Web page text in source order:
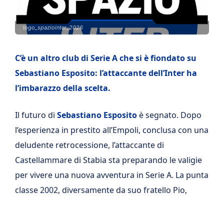
logo_spaziointer_2026
C’è un altro club di Serie A che si è fiondato su
Sebastiano Esposito: l’attaccante dell’Inter ha
l’imbarazzo della scelta.
Il futuro di Sebastiano Espositoè segnato. Dopo
l’esperienza in prestito all’Empoli, conclusa con una
deludente retrocessione, l’attaccante di
Castellammare di Stabia sta preparando le valigie
per vivere una nuova avventura in Serie A. La punta
classe 2002, diversamente da suo fratello Pio,